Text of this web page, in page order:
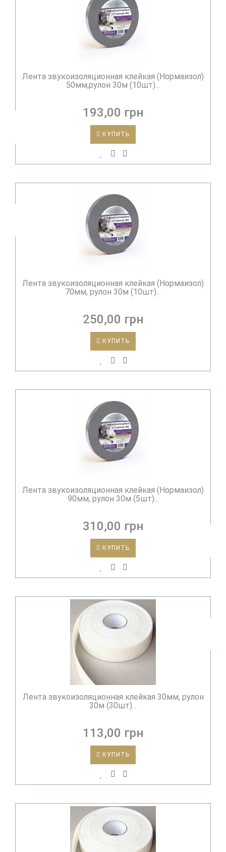
Лента звукоизоляционная клейкая (Нормаизол)
50мм,рулон 30м (10шт)...
193,00 грн
КУПИТЬ
Лента звукоизоляционная клейкая (Нормаизол)
70мм, рулон 30м (10шт)...
250,00 грн
КУПИТЬ
Лента звукоизоляционная клейкая (Нормаизол)
90мм, рулон 30м (5шт)...
310,00 грн
КУПИТЬ
Лента звукоизоляционная клейкая 30мм, рулон
30м (30шт)...
113,00 грн
КУПИТЬ